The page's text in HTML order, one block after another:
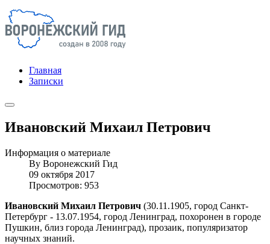
Главная
Записки
Ивановский Михаил Петрович
Информация о материале
By Воронежский Гид
09 октября 2017
Просмотров: 953
Ивановский Михаил Петрович (30.11.1905, город Санкт-
Петербург - 13.07.1954, город Ленинград, похоронен в городе
Пушкин, близ города Ленинград), прозаик, популяризатор
научных знаний.